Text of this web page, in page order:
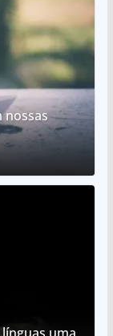
nossas